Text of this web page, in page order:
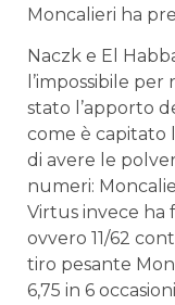
Moncalieri ha
Naczk e El
l’impossibile
stato l’apporto
come è capitato
di avere le
numeri:
Virtus invece ha
ovvero 11/62
tiro pesante
6,75 in 6